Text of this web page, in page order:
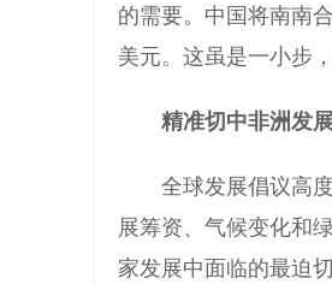
的需要。中国将南南
美元。这虽是一小步
精准切中非洲发
全球发展倡议高度
展筹资、气候变化和
家发展中面临的最迫